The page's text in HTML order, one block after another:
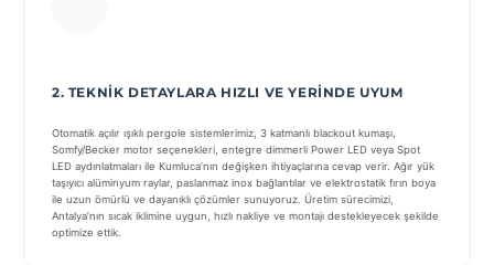
2. TEKNIK DETAYLARA HIZLI VE YERINDE UYUM
Otomatik açılır ışıklı pergole sistemlerimiz, 3 katmanlı blackout kumaşı,
Somfy/Becker motor seçenekleri, entegre dimmerli Power LED veya Spot
LED aydınlatmaları ile Kumluca’nın değişken ihtiyaçlarına cevap verir. Ağır yük
taşıyıcı alüminyum raylar, paslanmaz inox bağlantılar ve elektrostatik fırın boya
ile uzun ömürlü ve dayanıklı çözümler sunuyoruz. Üretim sürecimizi,
Antalya’nın sıcak iklimine uygun, hızlı nakliye ve montajı destekleyecek şekilde
optimize ettik.